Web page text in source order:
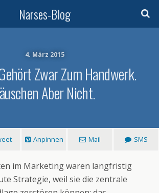
Narses-Blog
4. März 2015
Zwar Zum Handwerk.
Aber Nicht.
Anpinnen Mail SMS
im Marketing waren langfristig
Strategie, weil sie die zentrale